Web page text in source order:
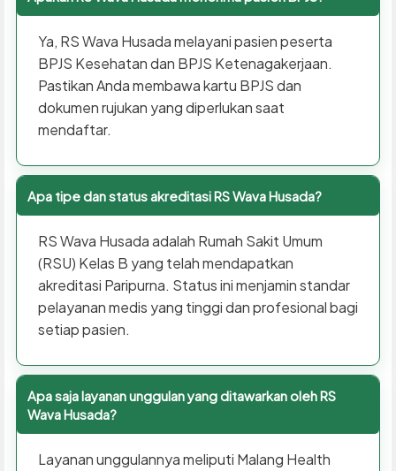
Ya, RS Wava Husada melayani pasien peserta
BPJS Kesehatan dan BPJS Ketenagakerjaan.
Pastikan Anda membawa kartu BPJS dan
dokumen rujukan yang diperlukan saat
mendaftar.
Apa tipe dan status akreditasi RS Wava Husada?
RS Wava Husada adalah Rumah Sakit Umum
(RSU) Kelas B yang telah mendapatkan
akreditasi Paripurna. Status ini menjamin standar
pelayanan medis yang tinggi dan profesional bagi
setiap pasien.
Apa saja layanan unggulan yang ditawarkan oleh RS
Wava Husada?
Layanan unggulannya meliputi Malang Health